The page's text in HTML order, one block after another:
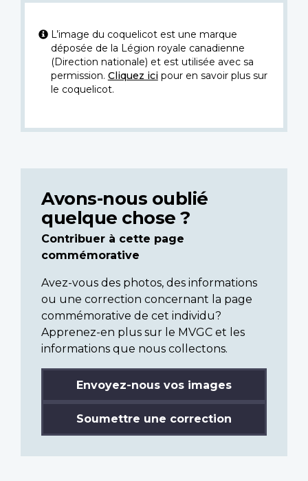
L’image du coquelicot est une marque
déposée de la Légion royale canadienne
(Direction nationale) et est utilisée avec sa
permission. Cliquez icipour en savoir plus sur
le coquelicot.
Avons-nous oublié
quelque chose ?
Contribuer à cette page
commémorative
Avez-vous des photos, des informations
ou une correction concernant la page
commémorative de cet individu?
Apprenez-en plus sur le MVGC et les
informations que nous collectons.
Envoyez-nous vos images
Soumettre une correction